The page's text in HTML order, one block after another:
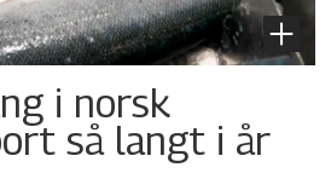
i norsk
så langt i år